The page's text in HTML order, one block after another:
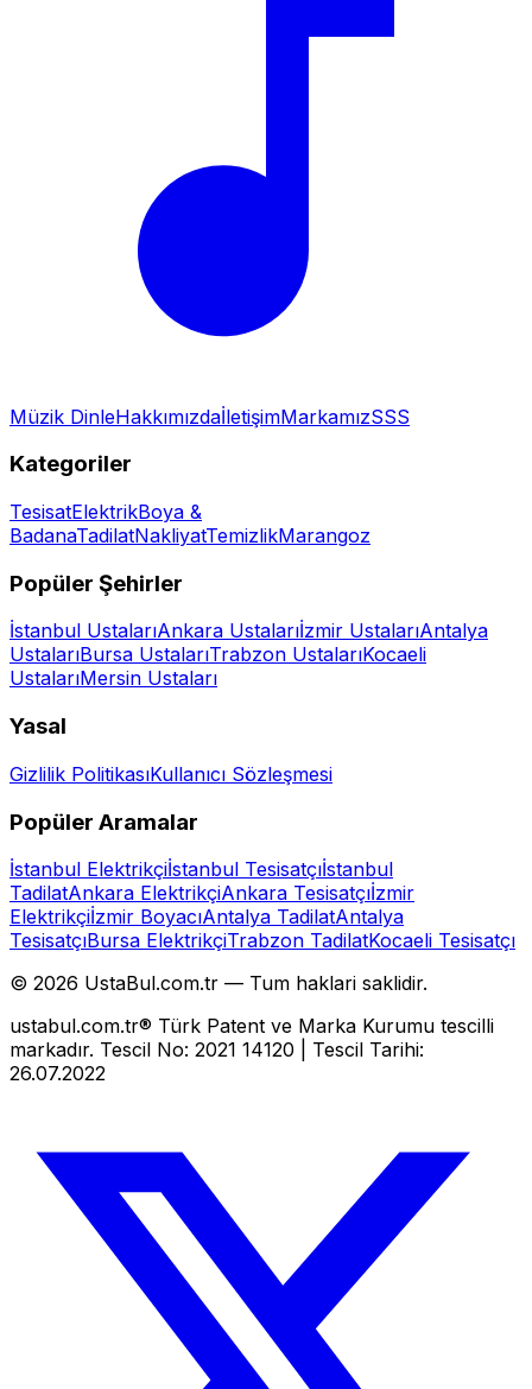
Müzik DinleHakkımızdaİletişimMarkamızSSS
Kategoriler
TesisatElektrikBoya &
BadanaTadilatNakliyatTemizlikMarangoz
Popüler Şehirler
İstanbul UstalarıAnkara Ustalarıİzmir UstalarıAntalya
UstalarıBursa UstalarıTrabzon UstalarıKocaeli
UstalarıMersin Ustaları
Yasal
Gizlilik PolitikasıKullanıcı Sözleşmesi
Popüler Aramalar
İstanbul Elektrikçiİstanbul Tesisatçıİstanbul
TadilatAnkara ElektrikçiAnkara Tesisatçıİzmir
Elektrikçiİzmir BoyacıAntalya TadilatAntalya
TesisatçıBursa ElektrikçiTrabzon TadilatKocaeli Tesisatçı
© 2026 UstaBul.com.tr — Tum haklari saklidir.
ustabul.com.tr® Türk Patent ve Marka Kurumu tescilli
markadır. Tescil No: 2021 14120 | Tescil Tarihi:
26.07.2022